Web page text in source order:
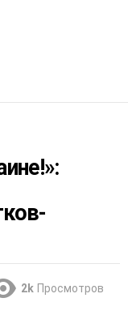
2k Просмотров